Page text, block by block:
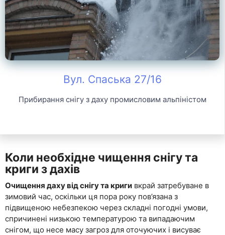
Вул. Спаська 27/16
Прибирання снігу з даху промисловим альпіністом
Коли необхідне чищення снігу та
криги з дахів
Очищення даху від снігу та криги вкрай затребуване в
зимовий час, оскільки ця пора року пов’язана з
підвищеною небезпекою через складні погодні умови,
спричинені низькою температурою та випадаючим
снігом, що несе масу загроз для оточуючих і висуває